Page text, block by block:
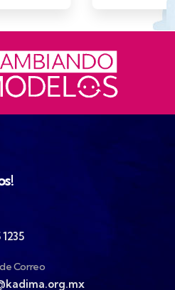
Correo